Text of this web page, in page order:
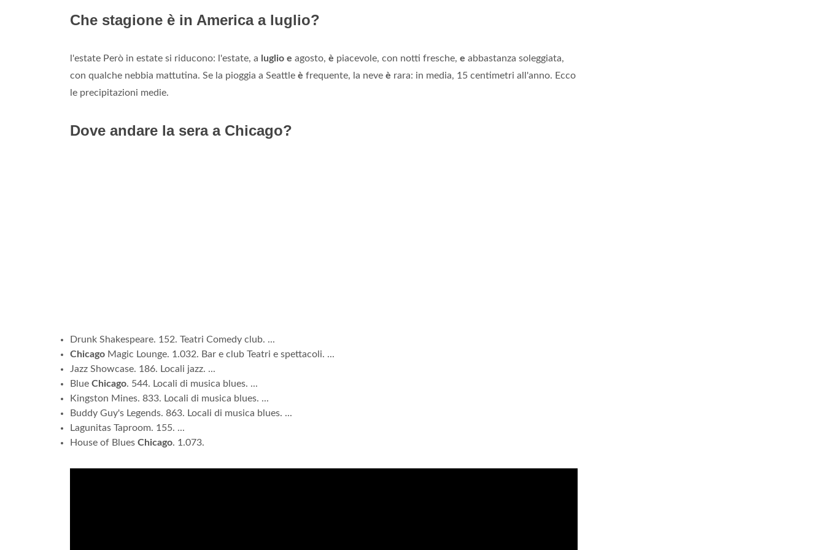
Che stagione è in America a luglio?
l'estate Però in estate si riducono: l'estate, a luglio e agosto, è piacevole, con notti fresche, e abbastanza soleggiata,
con qualche nebbia mattutina. Se la pioggia a Seattle è frequente, la neve è rara: in media, 15 centimetri all'anno. Ecco
le precipitazioni medie.
Dove andare la sera a Chicago?
Drunk Shakespeare. 152. Teatri Comedy club. ...
Chicago Magic Lounge. 1.032. Bar e club Teatri e spettacoli. ...
Jazz Showcase. 186. Locali jazz. ...
Blue Chicago. 544. Locali di musica blues. ...
Kingston Mines. 833. Locali di musica blues. ...
Buddy Guy's Legends. 863. Locali di musica blues. ...
Lagunitas Taproom. 155. ...
House of Blues Chicago. 1.073.